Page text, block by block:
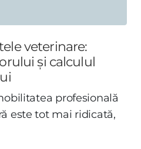
veterinare:
și calculul
profesională
este tot mai ridicată,